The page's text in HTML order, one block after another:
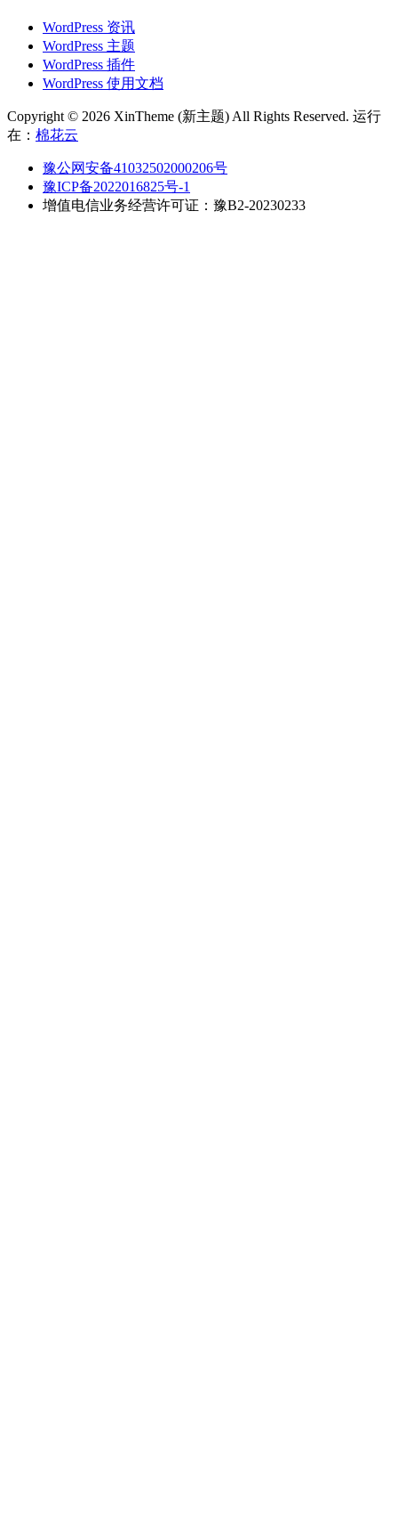
WordPress 资讯
WordPress 主题
WordPress 插件
WordPress 使用文档
Copyright © 2026 XinTheme (新主题) All Rights Reserved. 运行
在： 棉花云
豫公网安备41032502000206号
豫ICP备2022016825号-1
增值电信业务经营许可证：豫B2-20230233